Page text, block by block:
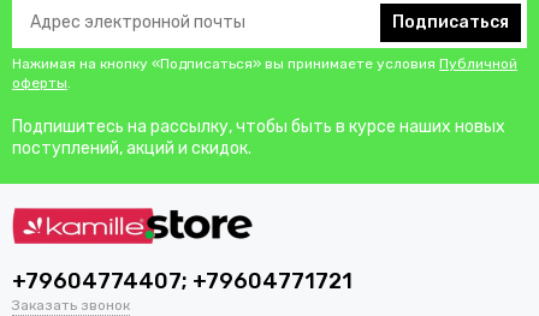
Подписаться
Нажимая на кнопку «Подписаться» вы принимаете условия Публичной
оферты.
Подпишитесь на рассылку, чтобы быть в курсе наших новых
поступлений, акций и скидок.
+79604774407; +79604771721
Заказать звонок